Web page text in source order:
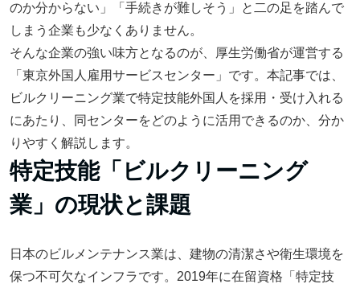
のか分からない」「手続きが難しそう」と二の足を踏んで
しまう企業も少なくありません。
そんな企業の強い味方となるのが、厚生労働省が運営する
「東京外国人雇用サービスセンター」です。本記事では、
ビルクリーニング業で特定技能外国人を採用・受け入れる
にあたり、同センターをどのように活用できるのか、分か
りやすく解説します。
特定技能「ビルクリーニング
業」の現状と課題
日本のビルメンテナンス業は、建物の清潔さや衛生環境を
保つ不可欠なインフラです。2019年に在留資格「特定技